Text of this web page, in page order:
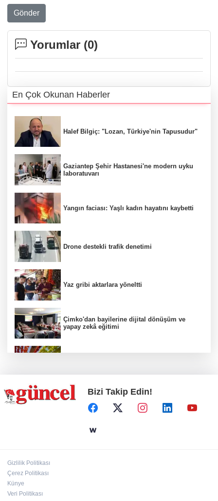
Gönder
Yorumlar (0)
En Çok Okunan Haberler
Halef Bilgiç: "Lozan, Türkiye'nin Tapusudur"
Gaziantep Şehir Hastanesi'ne modern uyku
laboratuvarı
Yangın faciası: Yaşlı kadın hayatını kaybetti
Drone destekli trafik denetimi
Yaz gribi aktarlara yöneltti
Çimko'dan bayilerine dijital dönüşüm ve
yapay zekâ eğitimi
Hamileler denize veya havuza girebilir mi?
Bizi Takip Edin!
Gizlilik Politikası
Çerez Politikası
Künye
Veri Politikası